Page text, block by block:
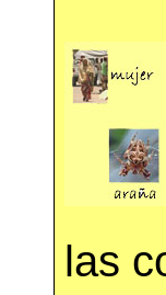
las